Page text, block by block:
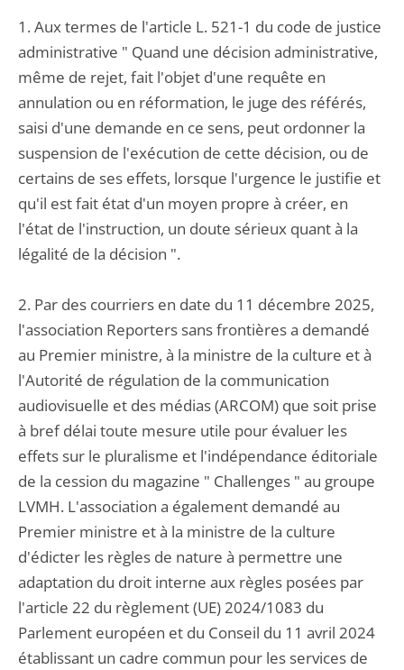
1. Aux termes de l'article L. 521-1 du code de justice
administrative " Quand une décision administrative,
même de rejet, fait l'objet d'une requête en
annulation ou en réformation, le juge des référés,
saisi d'une demande en ce sens, peut ordonner la
suspension de l'exécution de cette décision, ou de
certains de ses effets, lorsque l'urgence le justifie et
qu'il est fait état d'un moyen propre à créer, en
l'état de l'instruction, un doute sérieux quant à la
légalité de la décision ".
2. Par des courriers en date du 11 décembre 2025,
l'association Reporters sans frontières a demandé
au Premier ministre, à la ministre de la culture et à
l'Autorité de régulation de la communication
audiovisuelle et des médias (ARCOM) que soit prise
à bref délai toute mesure utile pour évaluer les
effets sur le pluralisme et l'indépendance éditoriale
de la cession du magazine " Challenges " au groupe
LVMH. L'association a également demandé au
Premier ministre et à la ministre de la culture
d'édicter les règles de nature à permettre une
adaptation du droit interne aux règles posées par
l'article 22 du règlement (UE) 2024/1083 du
Parlement européen et du Conseil du 11 avril 2024
établissant un cadre commun pour les services de